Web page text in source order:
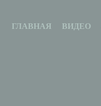
ГЛАВНАЯ ВИДЕО